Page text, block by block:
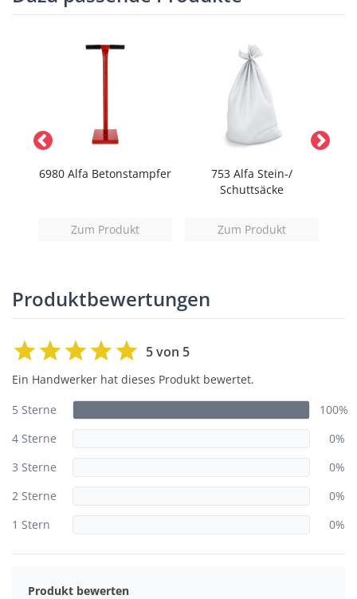
6980 Alfa Betonstampfer
Zum Produkt
753 Alfa Stein-/
Schuttsäcke
Zum Produkt
Produktbewertungen
5 von 5
Ein Handwerker hat dieses Produkt bewertet.
5 Sterne
100%
4 Sterne
0%
3 Sterne
0%
2 Sterne
0%
1 Stern
0%
Produkt bewerten